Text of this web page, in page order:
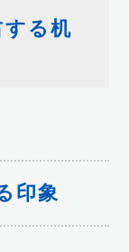
る机
印象